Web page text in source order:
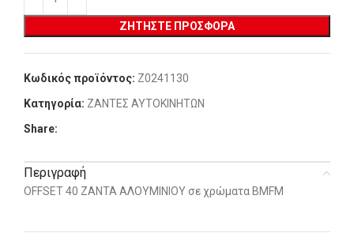
ΖΗΤΉΣΤΕ ΠΡΟΣΦΟΡΆ
Κωδικός προϊόντος: Z0241130
Κατηγορία: ΖΑΝΤΕΣ ΑΥΤΟΚΙΝΗΤΩΝ
Share:
Περιγραφή
OFFSET 40 ΖΑΝΤΑ ΑΛΟΥΜΙΝΙΟΥ σε χρώματα BMFM